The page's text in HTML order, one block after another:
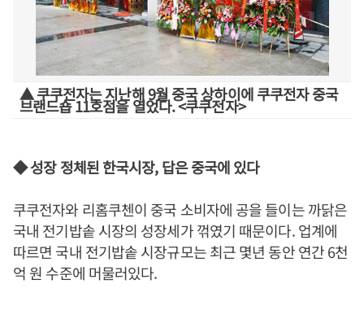
▲ 쿠쿠전자는 지난해 9월 중국 상하이에 쿠쿠전자 중국
브랜드숍 11호점을 열었다. <쿠쿠전자>
◆ 성장 정체된 한국시장, 답은 중국에 있다
쿠쿠전자와 리홈쿠첸이 중국 소비자에 공을 들이는 까닭은
국내 전기밥솥 시장의 성장세가 꺾였기 때문이다. 업계에
따르면 국내 전기밥솥 시장규모는 최근 몇년 동안 연간 6천
억 원 수준에 머물러있다.